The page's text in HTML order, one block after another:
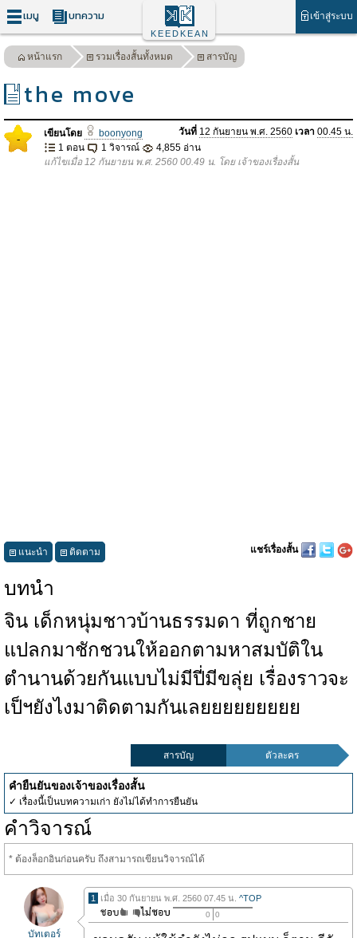
เมนู บทความ เข้าสู่ระบบ
KEEDKEAN
หน้าแรก รวมเรื่องสั้นทั้งหมด สารบัญ
the move
- เขียนโดย boonyong วันที่ 12 กันยายน พ.ศ. 2560 เวลา 00.45 น.
1 ตอน
1 วิจารณ์
4,855 อ่าน
แก้ไขเมื่อ 12 กันยายน พ.ศ. 2560 00.49 น. โดย เจ้าของเรื่องสั้น
แนะนำ ติดตาม แชร์เรื่องสั้น
บทนำ
จิน เด็กหนุ่มชาวบ้านธรรมดา ที่ถูกชาย
แปลกมาชักชวนให้ออกตามหาสมบัติใน
ตำนานด้วยกันแบบไม่มีปี่มีขลุ่ย เรื่องราวจะ
เป็ฯยังไงมาติดตามกันเลยยยยยยยยย
สารบัญ ตัวละคร
คำยืนยันของเจ้าของเรื่องสั้น
✓ เรื่องนี้เป็นบทความเก่า ยังไม่ได้ทำการยืนยัน
คำวิจารณ์
* ต้องล็อกอินก่อนครับ ถึงสามารถเขียนวิจารณ์ได้
บัทเตอร์
1 เมื่อ 30 กันยายน พ.ศ. 2560 07.45 น. ^TOP
0 0